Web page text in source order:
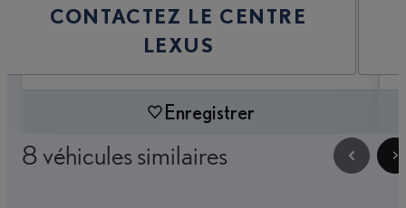
CONTACTEZ LE CENTRE
LEXUS
Enregistrer
8 véhicules similaires